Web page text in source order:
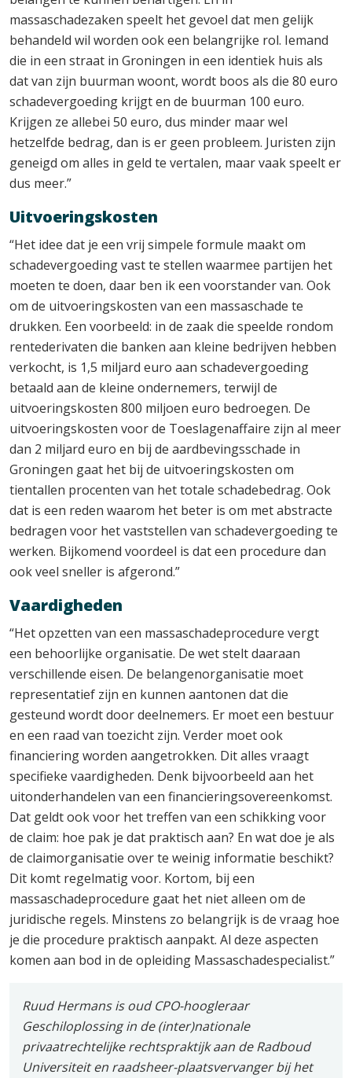
massaschadezaken speelt het gevoel dat men gelijk
behandeld wil worden ook een belangrijke rol. Iemand
die in een straat in Groningen in een identiek huis als
dat van zijn buurman woont, wordt boos als die 80 euro
schadevergoeding krijgt en de buurman 100 euro.
Krijgen ze allebei 50 euro, dus minder maar wel
hetzelfde bedrag, dan is er geen probleem. Juristen zijn
geneigd om alles in geld te vertalen, maar vaak speelt er
dus meer.”
Uitvoeringskosten
“Het idee dat je een vrij simpele formule maakt om
schadevergoeding vast te stellen waarmee partijen het
moeten te doen, daar ben ik een voorstander van. Ook
om de uitvoeringskosten van een massaschade te
drukken. Een voorbeeld: in de zaak die speelde rondom
rentederivaten die banken aan kleine bedrijven hebben
verkocht, is 1,5 miljard euro aan schadevergoeding
betaald aan de kleine ondernemers, terwijl de
uitvoeringskosten 800 miljoen euro bedroegen. De
uitvoeringskosten voor de Toeslagenaffaire zijn al meer
dan 2 miljard euro en bij de aardbevingsschade in
Groningen gaat het bij de uitvoeringskosten om
tientallen procenten van het totale schadebedrag. Ook
dat is een reden waarom het beter is om met abstracte
bedragen voor het vaststellen van schadevergoeding te
werken. Bijkomend voordeel is dat een procedure dan
ook veel sneller is afgerond.”
Vaardigheden
“Het opzetten van een massaschadeprocedure vergt
een behoorlijke organisatie. De wet stelt daaraan
verschillende eisen. De belangenorganisatie moet
representatief zijn en kunnen aantonen dat die
gesteund wordt door deelnemers. Er moet een bestuur
en een raad van toezicht zijn. Verder moet ook
financiering worden aangetrokken. Dit alles vraagt
specifieke vaardigheden. Denk bijvoorbeeld aan het
uitonderhandelen van een financieringsovereenkomst.
Dat geldt ook voor het treffen van een schikking voor
de claim: hoe pak je dat praktisch aan? En wat doe je als
de claimorganisatie over te weinig informatie beschikt?
Dit komt regelmatig voor. Kortom, bij een
massaschadeprocedure gaat het niet alleen om de
juridische regels. Minstens zo belangrijk is de vraag hoe
je die procedure praktisch aanpakt. Al deze aspecten
komen aan bod in de opleiding Massaschadespecialist.”
Ruud Hermans is oud CPO-hoogleraar
Geschiloplossing in de (inter)nationale
privaatrechtelijke rechtspraktijk aan de Radboud
Universiteit en raadsheer-plaatsvervanger bij het